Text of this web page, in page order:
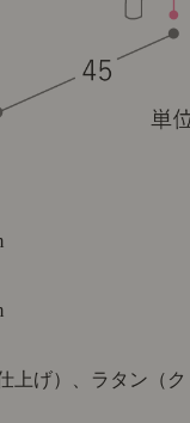
上げ）、ラタン（ク